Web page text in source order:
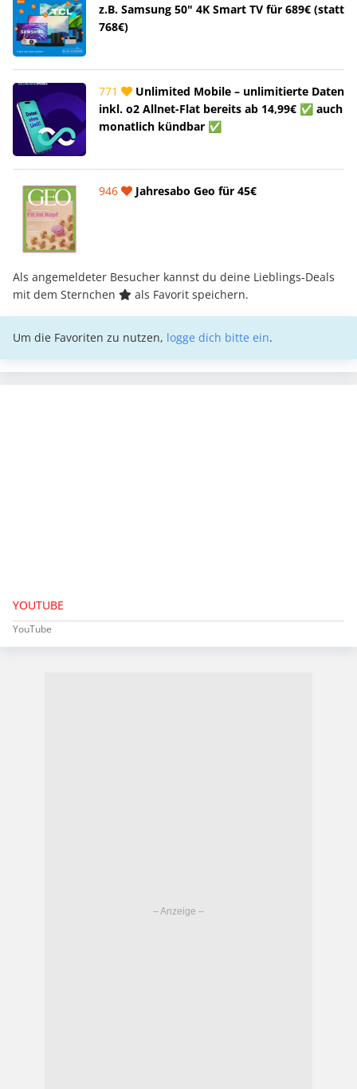
z.B. Samsung 50" 4K Smart TV für 689€ (statt
768€)
771
Unlimited Mobile – unlimitierte Daten
inkl. o2 Allnet-Flat bereits ab 14,99€ ✅ auch
monatlich kündbar ✅
946 Jahresabo Geo für 45€
Als angemeldeter Besucher kannst du deine Lieblings-Deals
mit dem Sternchen
als Favorit speichern.
Um die Favoriten zu nutzen, logge dich bitte ein.
YOUTUBE
YouTube